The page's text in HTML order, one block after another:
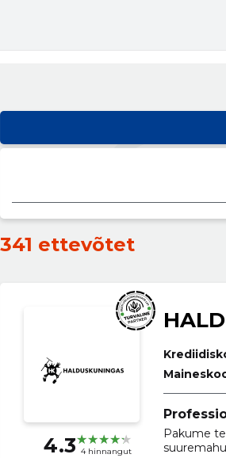
341 ettevõtet
4.3 4 hinnangut
Pakume